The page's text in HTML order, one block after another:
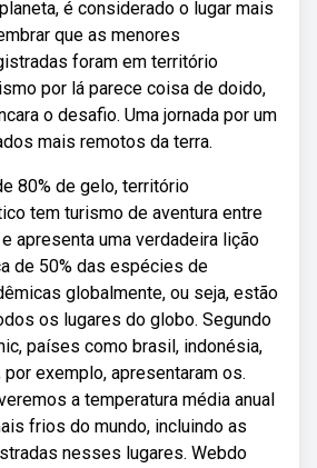
é considerado o lugar mais
que as menores
foram em território
por lá parece coisa de doido,
o desafio. Uma jornada por um
mais remotos da terra.
80% de gelo, território
tem turismo de aventura entre
apresenta uma verdadeira lição
de 50% das espécies de
globalmente, ou seja, estão
os lugares do globo. Segundo
países como brasil, indonésia,
exemplo, apresentaram os.
a temperatura média anual
frios do mundo, incluindo as
nesses lugares. Webdo